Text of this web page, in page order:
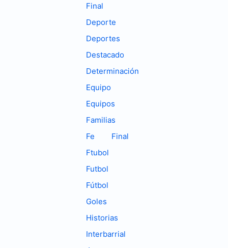
Final
Deporte
Deportes
Destacado
Determinación
Equipo
Equipos
Familias
Fe
Final
Ftubol
Futbol
Fútbol
Goles
Historias
Interbarrial